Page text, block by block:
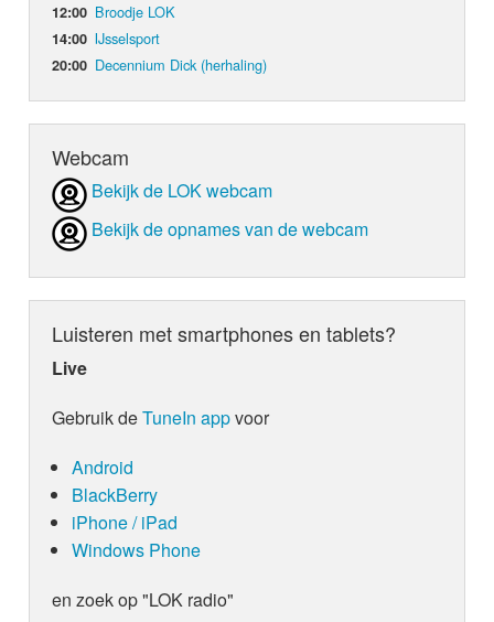
12:00 Broodje LOK
14:00 IJsselsport
20:00 Decennium Dick (herhaling)
Webcam
Bekijk de LOK webcam
Bekijk de opnames van de webcam
Luisteren met smartphones en tablets?
Live
Gebruik deTuneIn appvoor
Android
BlackBerry
iPhone / iPad
Windows Phone
en zoek op "LOK radio"